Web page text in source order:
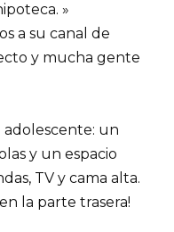
»
a su canal de
y mucha gente
adolescente: un
y un espacio
TV y cama alta.
la parte trasera!